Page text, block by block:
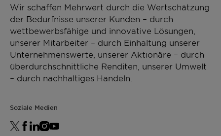
Wir schaffen Mehrwert durch die Wertschätzung
der Bedürfnisse unserer Kunden – durch
wettbewerbsfähige und innovative Lösungen,
unserer Mitarbeiter – durch Einhaltung unserer
Unternehmenswerte, unserer Aktionäre – durch
überdurchschnittliche Renditen, unserer Umwelt
– durch nachhaltiges Handeln.
Soziale Medien